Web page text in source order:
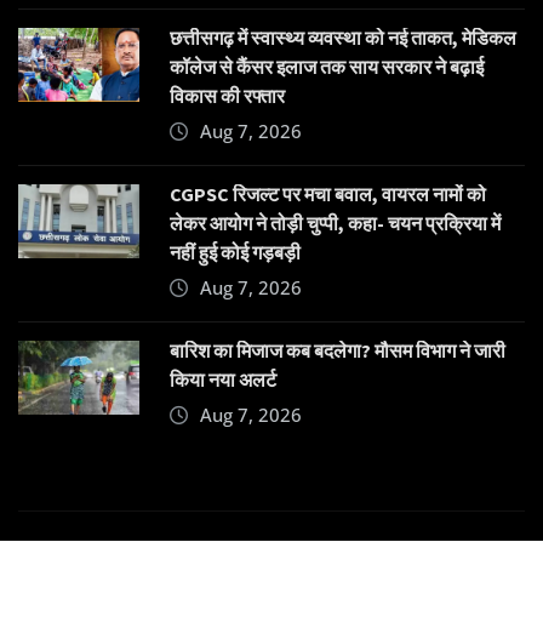
छत्तीसगढ़ में स्वास्थ्य व्यवस्था को नई ताकत, मेडिकल
कॉलेज से कैंसर इलाज तक साय सरकार ने बढ़ाई
विकास की रफ्तार
Aug 7, 2026
CGPSC रिजल्ट पर मचा बवाल, वायरल नामों को
लेकर आयोग ने तोड़ी चुप्पी, कहा- चयन प्रक्रिया में
नहीं हुई कोई गड़बड़ी
Aug 7, 2026
बारिश का मिजाज कब बदलेगा? मौसम विभाग ने जारी
किया नया अलर्ट
Aug 7, 2026